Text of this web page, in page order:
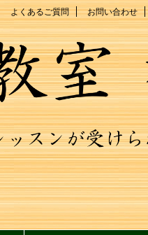
よくあるご質問 お問い合わせ